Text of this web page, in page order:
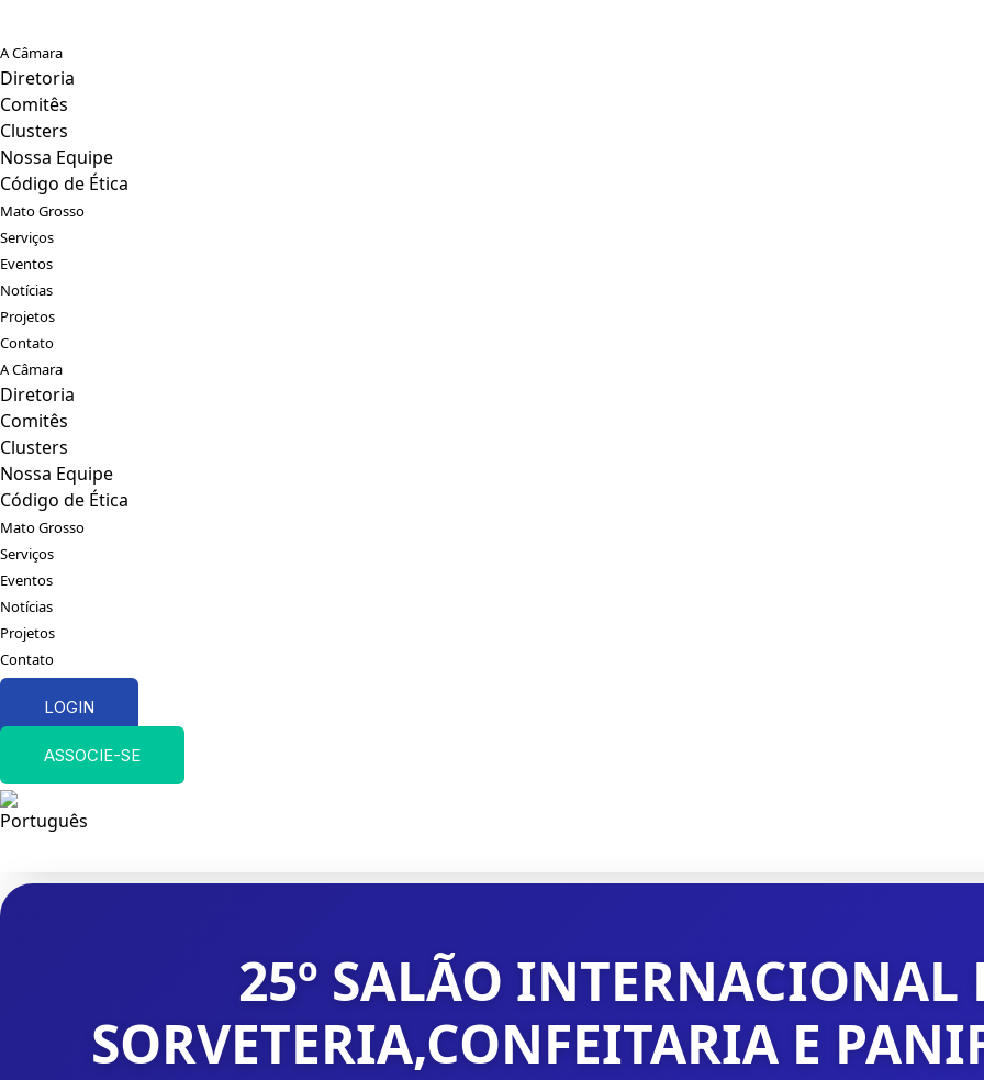
A Câmara
Diretoria
Comitês
Clusters
Nossa Equipe
Código de Ética
Mato Grosso
Serviços
Eventos
Notícias
Projetos
Contato
A Câmara
Diretoria
Comitês
Clusters
Nossa Equipe
Código de Ética
Mato Grosso
Serviços
Eventos
Notícias
Projetos
Contato
LOGIN
ASSOCIE-SE
25º SALÃO INTERNACIONAL
SORVETERIA,CONFEITARIA E